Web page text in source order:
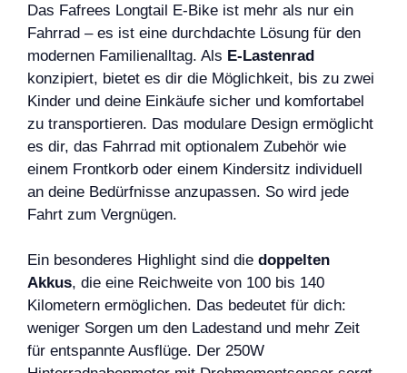
Das Fafrees Longtail E-Bike ist mehr als nur ein
Fahrrad – es ist eine durchdachte Lösung für den
modernen Familienalltag. Als E-Lastenrad
konzipiert, bietet es dir die Möglichkeit, bis zu zwei
Kinder und deine Einkäufe sicher und komfortabel
zu transportieren. Das modulare Design ermöglicht
es dir, das Fahrrad mit optionalem Zubehör wie
einem Frontkorb oder einem Kindersitz individuell
an deine Bedürfnisse anzupassen. So wird jede
Fahrt zum Vergnügen.
Ein besonderes Highlight sind die doppelten
Akkus, die eine Reichweite von 100 bis 140
Kilometern ermöglichen. Das bedeutet für dich:
weniger Sorgen um den Ladestand und mehr Zeit
für entspannte Ausflüge. Der 250W